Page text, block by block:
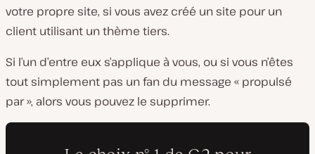
votre propre site, si vous avez créé un site pour un
client utilisant un thème tiers.
Si l’un d’entre eux s’applique à vous, ou si vous n’êtes
tout simplement pas un fan du message « propulsé
par », alors vous pouvez le supprimer.